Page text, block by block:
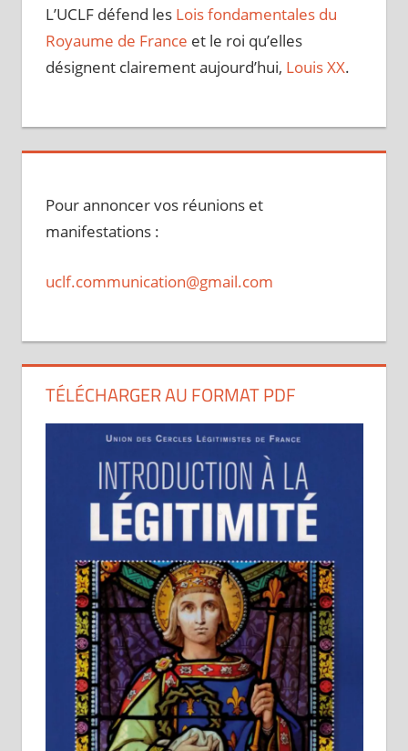
L’UCLF défend les Lois fondamentales du
Royaume de France et le roi qu’elles
désignent clairement aujourd’hui, Louis XX.
Pour annoncer vos réunions et
manifestations :
uclf.communication@gmail.com
TÉLÉCHARGER AU FORMAT PDF